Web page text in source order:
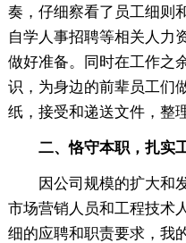
奏，仔细察看了员工细则
自学人事招聘等相关人力
做好准备。同时在工作之
识，为身边的前辈员工们
纸，接受和递送文件，整
二、恪守本职，扎实
因公司规模的扩大和发
市场营销人员和工程技术
细的应聘和职责要求，我